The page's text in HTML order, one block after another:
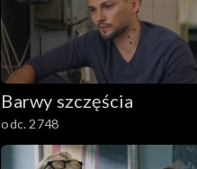
Barwy szczęścia
odc. 2748